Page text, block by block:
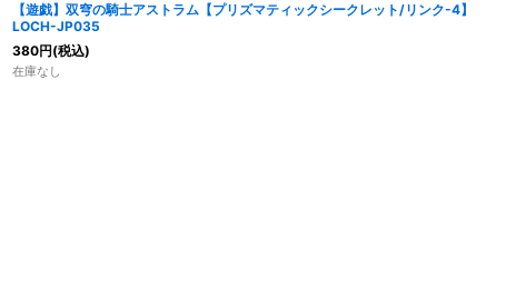
【遊戯】双穹の騎士アストラム【プリズマティックシークレット/リンク-4】
LOCH-JP035
380円(税込)
在庫なし